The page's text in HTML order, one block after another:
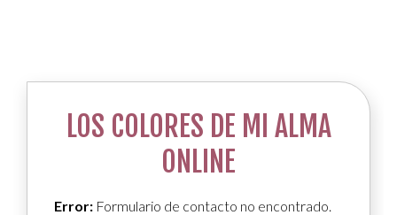
LOS COLORES DE MI ALMA
ONLINE
Error: Formulario de contacto no encontrado.